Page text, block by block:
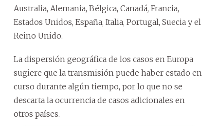
Australia, Alemania, Bélgica, Canadá, Francia,
Estados Unidos, España, Italia, Portugal, Suecia y el
Reino Unido.
La dispersión geográfica de los casos en Europa
sugiere que la transmisión puede haber estado en
curso durante algún tiempo, por lo que no se
descarta la ocurrencia de casos adicionales en
otros países.